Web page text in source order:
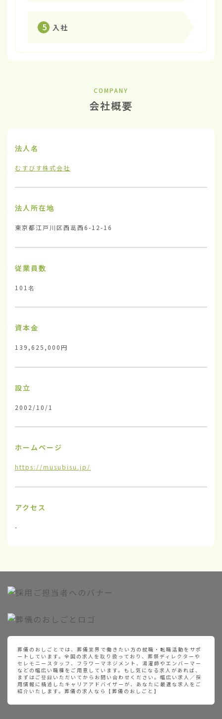
5 入社
COMPANY
会社概要
法人名
むすびす株式会社
法人所在地
東京都江戸川区西葛西6-12-16
従業員数
101名
資本金
139,625,000円
設立
2002/10/1
ホームページ
https://musubisu.jp/
アクセス
-
葬儀のおしごとでは、葬儀業界で働きたい方の就職・転職活動をサポ
ートしています。全国の求人を取り扱っており、葬祭ディレクターや
セレモニースタッフ、フラワーマネジメント、湯灌師やエンバーマー
などの幅広い職種をご用意しています。もし気になる求人があれば、
まずはご登録いただいてからお問い合わせください。幅広い求人／採
用情報に精通したキャリアアドバイザーが、あなたに最適な求人をご
紹介いたします。葬儀の求人なら【葬儀のおしごと】